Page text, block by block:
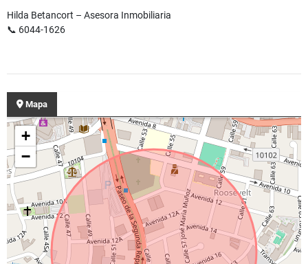
Hilda Betancort – Asesora Inmobiliaria
📞 6044-1626
Mapa
+
−